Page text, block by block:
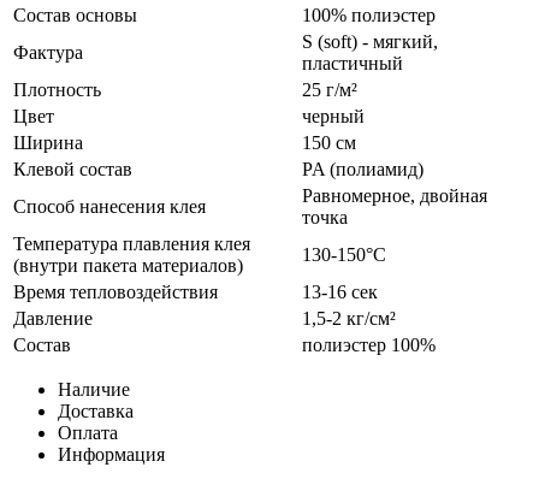
Состав основы
100% полиэстер
Фактура
S (soft) - мягкий,
пластичный
Плотность
25 г/м²
Цвет
черный
Ширина
150 см
Клевой состав
PA (полиамид)
Способ нанесения клея
Равномерное, двойная
точка
Температура плавления клея
(внутри пакета материалов)
130-150°С
Время тепловоздействия
13-16 сек
Давление
1,5-2 кг/см²
Состав
полиэстер 100%
Наличие
Доставка
Оплата
Информация